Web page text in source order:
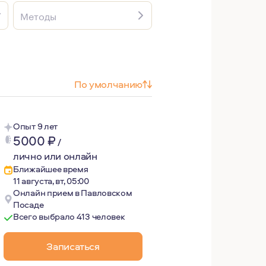
Методы
По умолчанию
Опыт 9 лет
5000₽/
лично или онлайн
Ближайшее время
11 августа, вт, 05:00
Онлайн прием в Павловском
Посаде
Всего выбрало 413 человек
Записаться
ответы на вопросы - почему люди ведут себя